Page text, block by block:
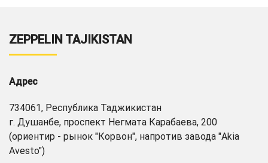
ZEPPELIN TAJIKISTAN
Адрес
734061, Республика Таджикистан
г. Душанбе, проспект Негмата Карабаева, 200
(ориентир - рынок "Корвон", напротив завода "Akia
Avesto")